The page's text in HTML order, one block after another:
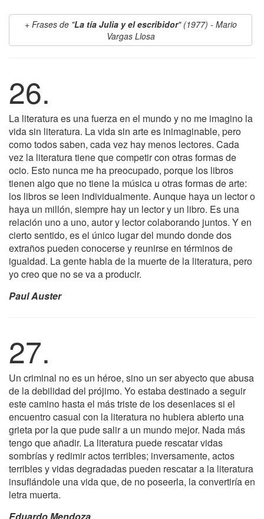
Frases de "La tía Julia y el escribidor" (1977) - Mario
Vargas Llosa
26.
La literatura es una fuerza en el mundo y no me imagino la
vida sin literatura. La vida sin arte es inimaginable, pero
como todos saben, cada vez hay menos lectores. Cada
vez la literatura tiene que competir con otras formas de
ocio. Esto nunca me ha preocupado, porque los libros
tienen algo que no tiene la música u otras formas de arte:
los libros se leen individualmente. Aunque haya un lector o
haya un millón, siempre hay un lector y un libro. Es una
relación uno a uno, autor y lector colaborando juntos. Y en
cierto sentido, es el único lugar del mundo donde dos
extraños pueden conocerse y reunirse en términos de
igualdad. La gente habla de la muerte de la literatura, pero
yo creo que no se va a producir.
Paul Auster
27.
Un criminal no es un héroe, sino un ser abyecto que abusa
de la debilidad del prójimo. Yo estaba destinado a seguir
este camino hasta el más triste de los desenlaces si el
encuentro casual con la literatura no hubiera abierto una
grieta por la que pude salir a un mundo mejor. Nada más
tengo que añadir. La literatura puede rescatar vidas
sombrías y redimir actos terribles; inversamente, actos
terribles y vidas degradadas pueden rescatar a la literatura
insuflándole una vida que, de no poseerla, la convertiría en
letra muerta.